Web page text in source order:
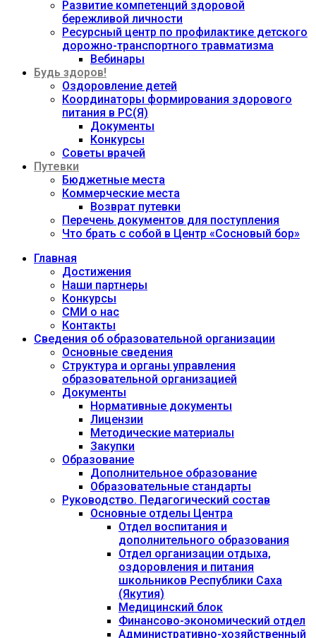
Развитие компетенций здоровой
бережливой личности
Ресурсный центр по профилактике детского
дорожно-транспортного травматизма
Вебинары
Будь здоров!
Оздоровление детей
Координаторы формирования здорового
питания в РС(Я)
Документы
Конкурсы
Советы врачей
Путевки
Бюджетные места
Коммерческие места
Возврат путевки
Перечень документов для поступления
Что брать с собой в Центр «Сосновый бор»
Главная
Достижения
Наши партнеры
Конкурсы
СМИ о нас
Контакты
Сведения об образовательной организации
Основные сведения
Структура и органы управления
образовательной организацией
Документы
Нормативные документы
Лицензии
Методические материалы
Закупки
Образование
Дополнительное образование
Образовательные стандарты
Руководство. Педагогический состав
Основные отделы Центра
Отдел воспитания и
дополнительного образования
Отдел организации отдыха,
оздоровления и питания
школьников Республики Саха
(Якутия)
Медицинский блок
Финансово-экономический отдел
Административно-хозяйственный